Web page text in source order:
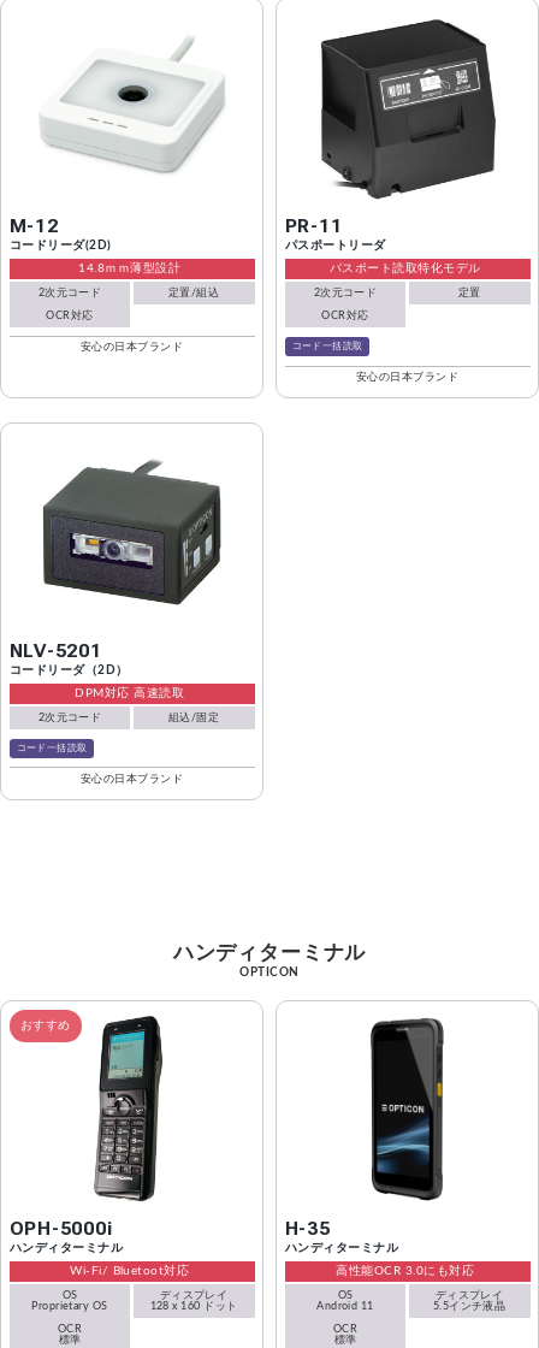
M-12
コードリーダ(2D)
14.8ｍｍ薄型設計
2次元コード 定置/組込
OCR対応
安心の日本ブランド
PR-11
パスポートリーダ
パスポート読取特化モデル
2次元コード 定置
OCR対応
コード一括読取
安心の日本ブランド
NLV-5201
コードリーダ（2D）
DPM対応 高速読取
2次元コード 組込/固定
コード一括読取
安心の日本ブランド
ハンディターミナル
OPTICON
おすすめ
OPH-5000i
ハンディターミナル
Wi-Fi/ Bluetoot対応
OS
Proprietary OS
ディスプレイ
128 x 160 ドット
OCR
標準
H-35
ハンディターミナル
高性能OCR 3.0にも対応
OS
Android 11
ディスプレイ
5.5インチ液晶
OCR
標準